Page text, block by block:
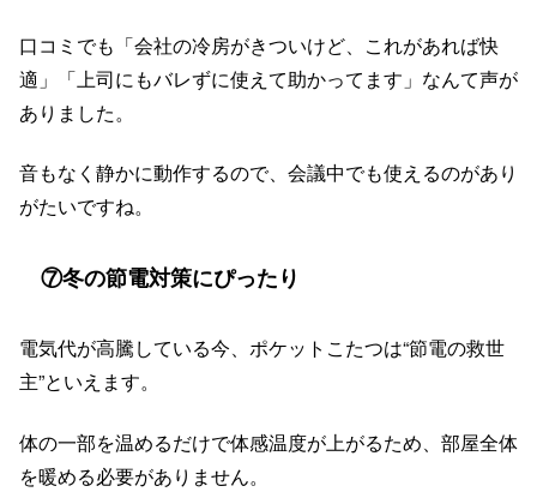
口コミでも「会社の冷房がきついけど、これがあれば快
適」「上司にもバレずに使えて助かってます」なんて声が
ありました。
音もなく静かに動作するので、会議中でも使えるのがあり
がたいですね。
⑦冬の節電対策にぴったり
電気代が高騰している今、ポケットこたつは“節電の救世
主”といえます。
体の一部を温めるだけで体感温度が上がるため、部屋全体
を暖める必要がありません。